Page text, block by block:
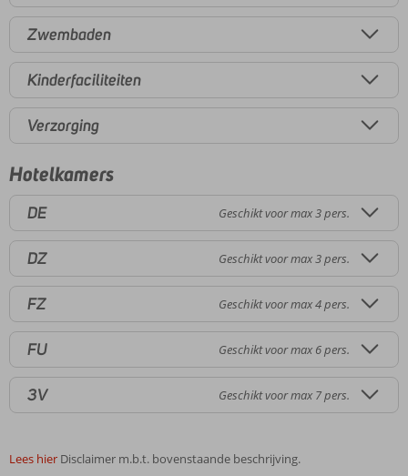
Zwembaden
Kinderfaciliteiten
Verzorging
Hotelkamers
DE Geschikt voor max 3 pers.
DZ Geschikt voor max 3 pers.
FZ Geschikt voor max 4 pers.
FU Geschikt voor max 6 pers.
3V Geschikt voor max 7 pers.
Lees hier Disclaimer m.b.t. bovenstaande beschrijving.